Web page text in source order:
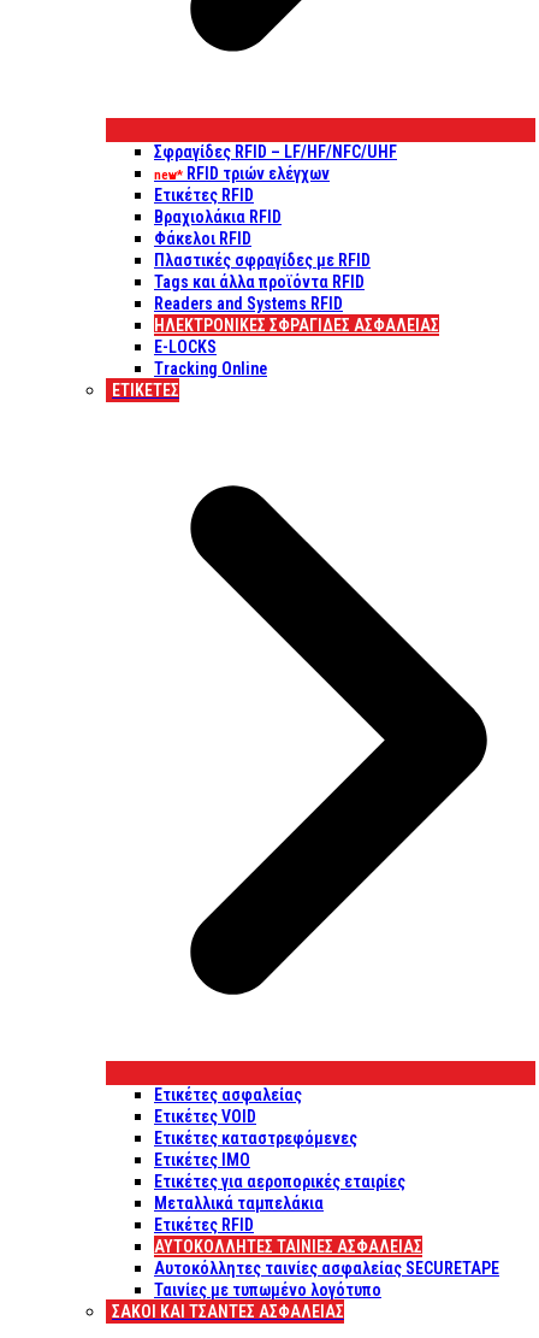
Σφραγίδες RFID – LF/HF/NFC/UHF
new* RFID τριών ελέγχων
Ετικέτες RFID
Βραχιολάκια RFID
Φάκελοι RFID
Πλαστικές σφραγίδες με RFID
Tags και άλλα προϊόντα RFID
Readers and Systems RFID
ΗΛΕΚΤΡΟΝΙΚΕΣ ΣΦΡΑΓΙΔΕΣ ΑΣΦΑΛΕΙΑΣ
E-LOCKS
Tracking Online
ΕΤΙΚΈΤΕΣ
Ετικέτες ασφαλείας
Ετικέτες VOID
Ετικέτες καταστρεφόμενες
Ετικέτες IMO
Ετικέτες για αεροπορικές εταιρίες
Μεταλλικά ταμπελάκια
Ετικέτες RFID
ΑΥΤΟΚΌΛΛΗΤΕΣ ΤΑΙΝΊΕΣ ΑΣΦΑΛΕΊΑΣ
Αυτοκόλλητες ταινίες ασφαλείας SECURETAPE
Ταινίες με τυπωμένο λογότυπο
ΣΆΚΟΙ ΚΑΙ ΤΣΆΝΤΕΣ ΑΣΦΑΛΕΊΑΣ